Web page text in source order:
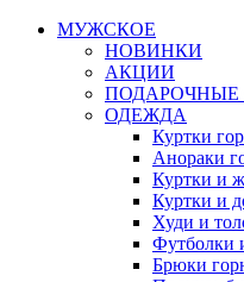
МУЖСКОЕ
НОВИНКИ
АКЦИИ
ПОДАРОЧНЫЕ
ОДЕЖДА
Куртки
Анораки
Куртки и
Куртки и
Худи и
Футболки
Брюки